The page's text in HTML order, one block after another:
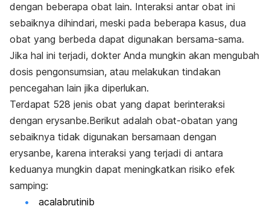
dengan beberapa obat lain. Interaksi antar obat ini
sebaiknya dihindari, meski pada beberapa kasus, dua
obat yang berbeda dapat digunakan bersama-sama.
Jika hal ini terjadi, dokter Anda mungkin akan mengubah
dosis pengonsumsian, atau melakukan tindakan
pencegahan lain jika diperlukan.
Terdapat 528 jenis obat yang dapat berinteraksi
dengan erysanbe.Berikut adalah obat-obatan yang
sebaiknya tidak digunakan bersamaan dengan
erysanbe, karena interaksi yang terjadi di antara
keduanya mungkin dapat meningkatkan risiko efek
samping:
acalabrutinib